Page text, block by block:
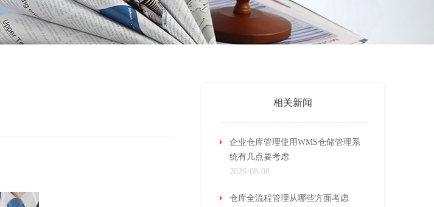
相关新闻
企业仓库管理使用WMS仓储管理系
统有几点要考虑
2026-08-08
仓库全流程管理从哪些方面考虑